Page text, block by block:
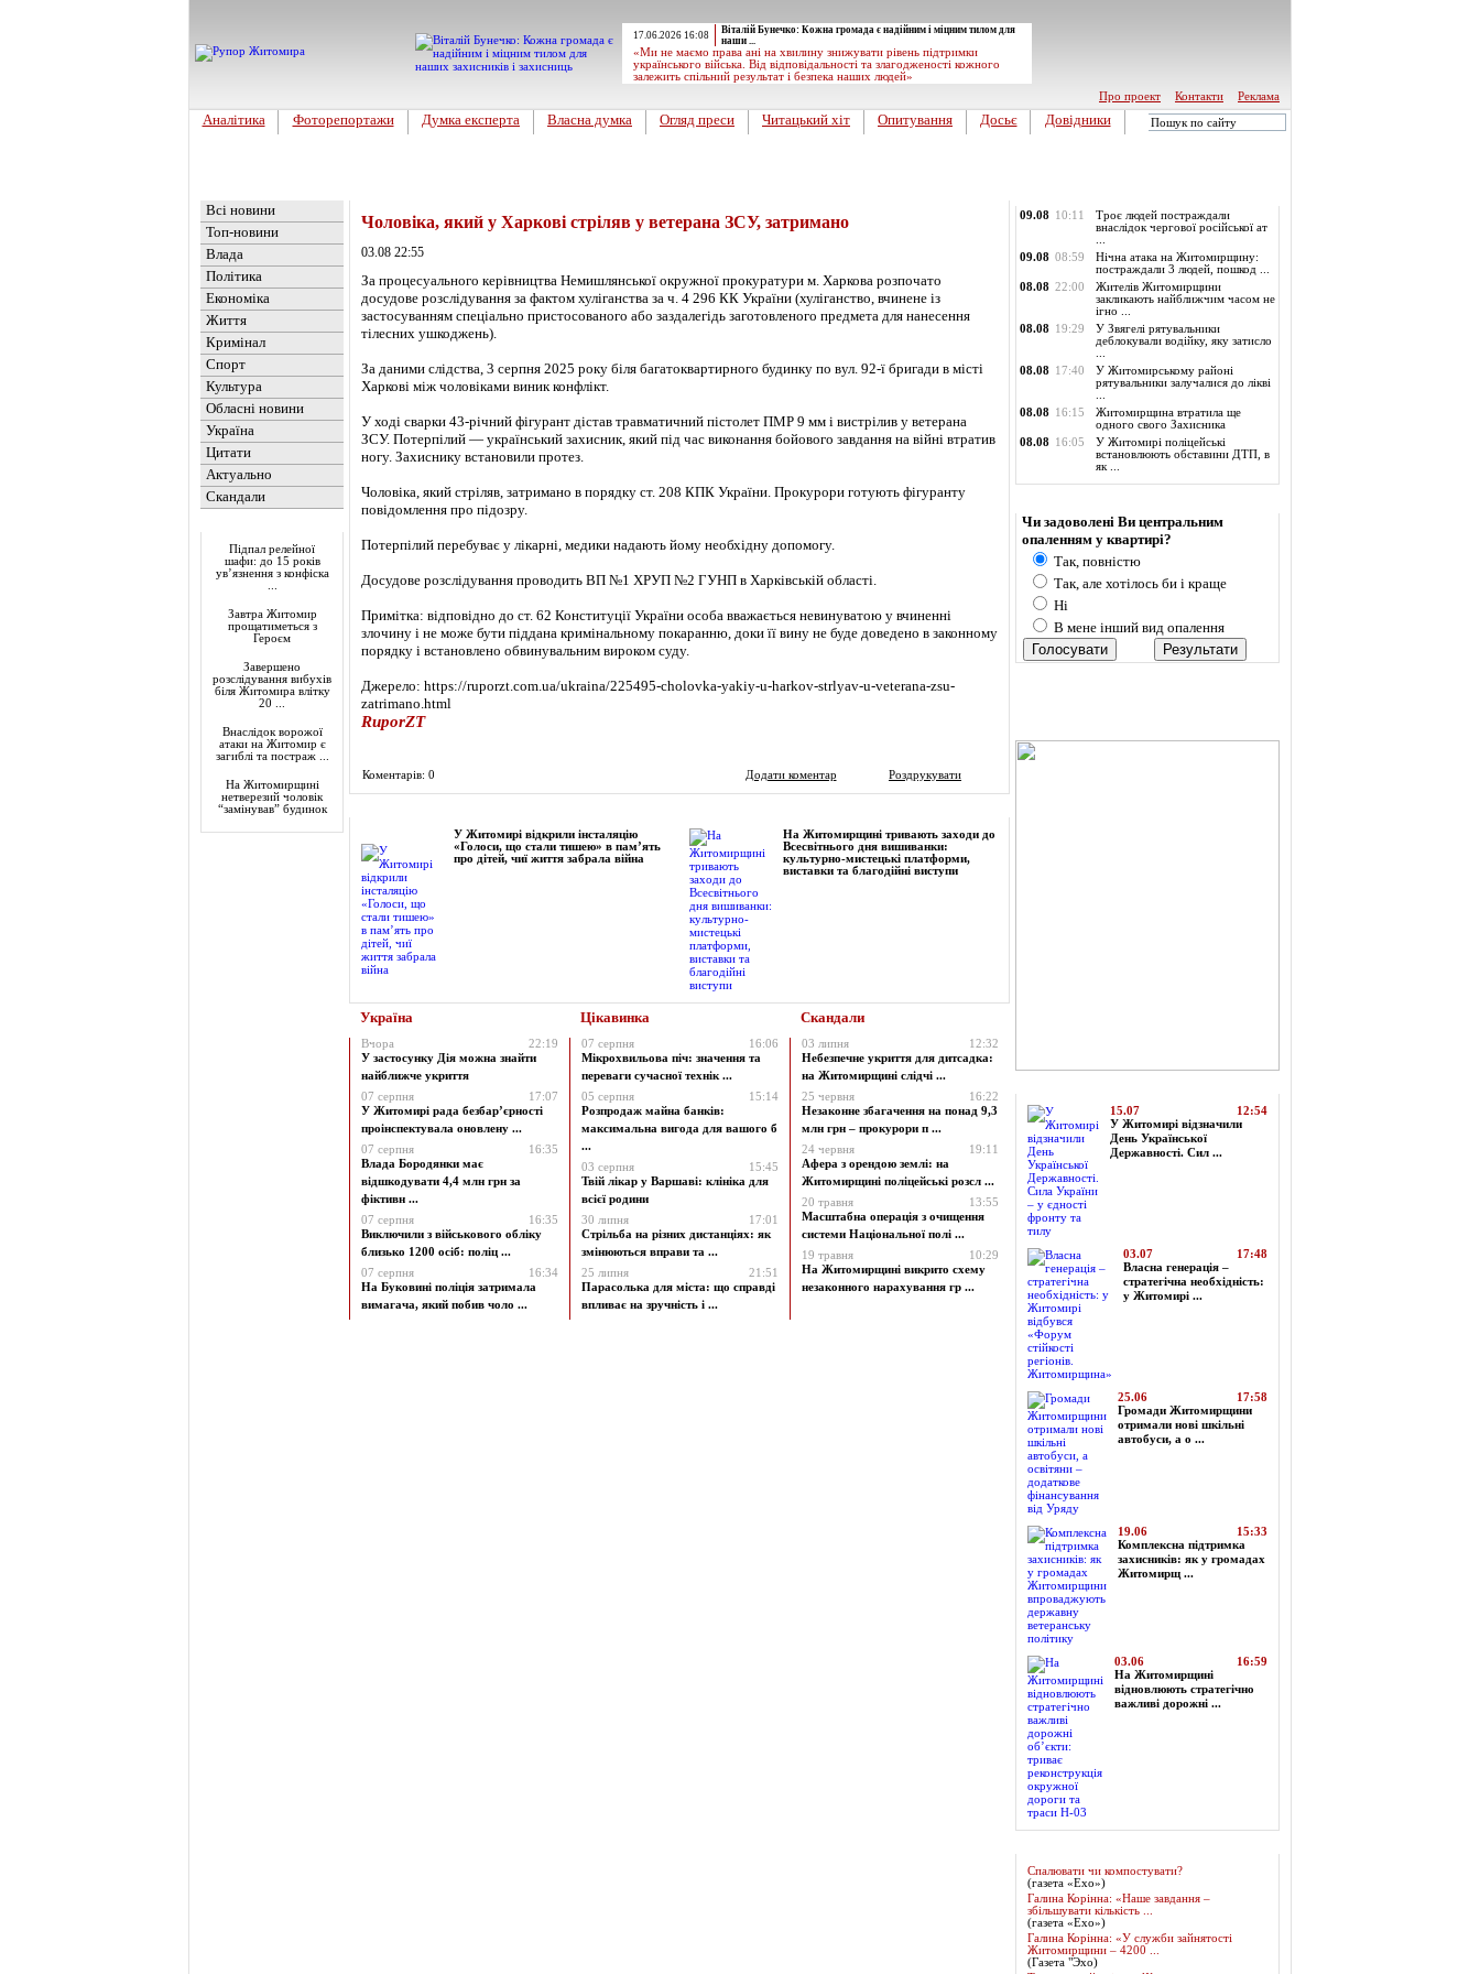
17.06.2026 16:08
Віталій Бунечко: Кожна громада є надійним і міцним тилом для
наши ...
«Ми не маємо права ані на хвилину знижувати рівень підтримки
українського війська. Від відповідальності та злагодженості кожного
залежить спільний результат і безпека наших людей»
Про проект
Контакти Реклама
Аналітика Фоторепортажи Думка експерта Власна думка Огляд преси Читацький хіт Опитування Досьє Довідники
Всі новини
Топ-новини
Влада
Політика
Економіка
Життя
Кримінал
Спорт
Культура
Обласні новини
Україна
Цитати
Актуально
Скандали
Підпал релейної
шафи: до 15 років
ув’язнення з конфіска
Завтра Житомир
прощатиметься з
Героєм
Завершено
розслідування вибухів
біля Житомира влітку
20 ...
Внаслідок ворожої
атаки на Житомир є
загиблі та постраж ...
На Житомирщині
нетверезий чоловік
“замінував” будинок
Чоловіка, який у Харкові стріляв у ветерана ЗСУ, затримано
03.08 22:55
За процесуального керівництва Немишлянської окружної прокуратури м. Харкова розпочато
досудове розслідування за фактом хуліганства за ч. 4 296 КК України (хуліганство, вчинене із
застосуванням спеціально пристосованого або заздалегідь заготовленого предмета для нанесення
тілесних ушкоджень).
За даними слідства, 3 серпня 2025 року біля багатоквартирного будинку по вул. 92-ї бригади в місті
Харкові між чоловіками виник конфлікт.
У ході сварки 43-річний фігурант дістав травматичний пістолет ПМР 9 мм і вистрілив у ветерана
ЗСУ. Потерпілий — український захисник, який під час виконання бойового завдання на війні втратив
ногу. Захиснику встановили протез.
Чоловіка, який стріляв, затримано в порядку ст. 208 КПК України. Прокурори готують фігуранту
повідомлення про підозру.
Потерпілий перебуває у лікарні, медики надають йому необхідну допомогу.
Досудове розслідування проводить ВП №1 ХРУП №2 ГУНП в Харківській області.
Примітка: відповідно до ст. 62 Конституції України особа вважається невинуватою у вчиненні
злочину і не може бути піддана кримінальному покаранню, доки її вину не буде доведено в законному
порядку і встановлено обвинувальним вироком суду.
Джерело: https://ruporzt.com.ua/ukraina/225495-cholovka-yakiy-u-harkov-strlyav-u-veterana-zsu-
zatrimano.html
RuporZT
Коментарів: 0 Додати коментар Роздрукувати
У Житомирі відкрили інсталяцію
«Голоси, що стали тишею» в пам’ять
про дітей, чиї життя забрала війна
На Житомирщині тривають заходи до
Всесвітнього дня вишиванки:
культурно-мистецькі платформи,
виставки та благодійні виступи
Україна Цікавинка Скандали
Вчора
22:19
У застосунку Дія можна знайти
найближче укриття
07 серпня
17:07
У Житомирі рада безбар’єрності
проінспектувала оновлену ...
07 серпня
16:35
Влада Бородянки має
відшкодувати 4,4 млн грн за
фіктивн ...
07 серпня
16:35
Виключили з військового обліку
близько 1200 осіб: поліц ...
07 серпня
16:34
На Буковині поліція затримала
вимагача, який побив чоло ...
07 серпня
16:06
Мікрохвильова піч: значення та
переваги сучасної технік ...
05 серпня
15:14
Розпродаж майна банків:
максимальна вигода для вашого б
...
03 серпня
15:45
Твій лікар у Варшаві: клініка для
всієї родини
30 липня
17:01
Стрільба на різних дистанціях: як
змінюються вправи та ...
25 липня
21:51
Парасолька для міста: що справді
впливає на зручність і ...
03 липня
12:32
Небезпечне укриття для дитсадка:
на Житомирщині слідчі ...
25 червня
16:22
Незаконне збагачення на понад 9,3
млн грн – прокурори п ...
24 червня
19:11
Афера з орендою землі: на
Житомирщині поліцейські розсл ...
20 травня
13:55
Масштабна операція з очищення
системи Національної полі ...
19 травня
10:29
На Житомирщині викрито схему
незаконного нарахування гр ...
09.08 10:11
Троє людей постраждали
внаслідок чергової російської ат
09.08 08:59
Нічна атака на Житомирщину:
постраждали 3 людей, пошкод ...
08.08 22:00
Жителів Житомирщини
закликають найближчим часом не
ігно ...
08.08 19:29
У Звягелі рятувальники
деблокували водійку, яку затисло
08.08 17:40
У Житомирському районі
рятувальники залучалися до лікві
08.08 16:15
Житомирщина втратила ще
одного свого Захисника
08.08 16:05
У Житомирі поліцейські
встановлюють обставини ДТП, в
як ...
Чи задоволені Ви центральним
опаленням у квартирі?
Так, повністю
Так, але хотілось би і краще
Ні
В мене інший вид опалення
15.07
12:54
У Житомирі відзначили
День Української
Державності. Сил ...
03.07
17:48
Власна генерація –
стратегічна необхідність:
у Житомирі ...
25.06
17:58
Громади Житомирщини
отримали нові шкільні
автобуси, а о ...
19.06
15:33
Комплексна підтримка
захисників: як у громадах
Житомирщ ...
03.06
16:59
На Житомирщині
відновлюють стратегічно
важливі дорожні ...
Спалювати чи компостувати?
(газета «Ехо»)
Галина Корінна: «Наше завдання –
збільшувати кількість ...
(газета «Ехо»)
Галина Корінна: «У служби зайнятості
Житомирщини – 4200 ...
(Газета "Эхо)